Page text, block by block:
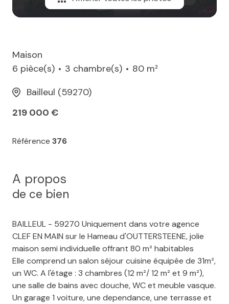
Maison
6 pièce(s)
3 chambre(s)
80 m²
Bailleul (59270)
219 000 €
Référence 376
A propos
de ce bien
BAILLEUL - 59270 Uniquement dans votre agence
CLEF EN MAIN sur le Hameau d'OUTTERSTEENE, jolie
maison semi individuelle offrant 80 m² habitables
Elle comprend un salon séjour cuisine équipée de 31m²,
un WC. A l'étage : 3 chambres (12 m²/ 12 m² et 9 m²),
une salle de bains avec douche, WC et meuble vasque.
Un garage 1 voiture, une dependance, une terrasse et